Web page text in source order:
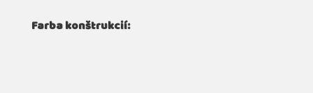
Farba konštrukcií: